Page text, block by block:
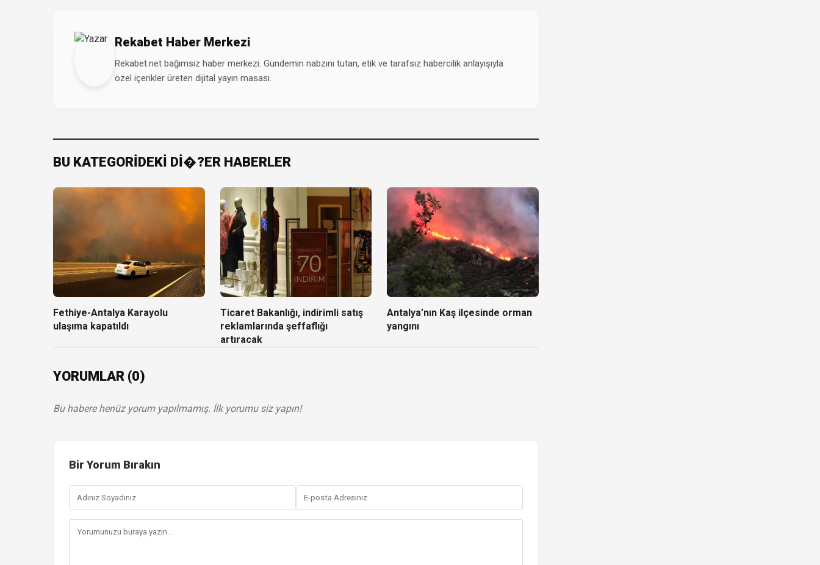
Rekabet Haber Merkezi
Rekabet.net bağımsız haber merkezi. Gündemin nabzını tutan, etik ve tarafsız habercilik anlayışıyla
özel içerikler üreten dijital yayın masası.
BU KATEGORİDEKİ Dİ�?ER HABERLER
Fethiye-Antalya Karayolu
ulaşıma kapatıldı
Ticaret Bakanlığı, indirimli satış
reklamlarında şeffaflığı
artıracak
Antalya’nın Kaş ilçesinde orman
yangını
YORUMLAR (0)
Bu habere henüz yorum yapılmamış. İlk yorumu siz yapın!
Bir Yorum Bırakın